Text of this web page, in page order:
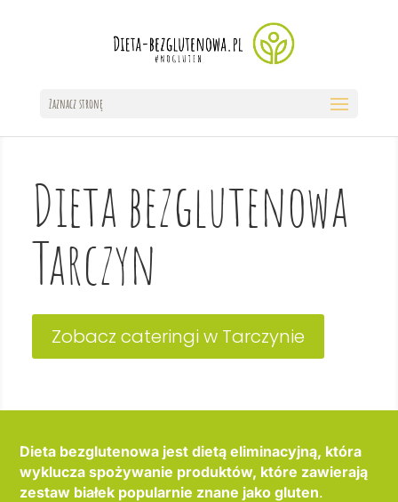
Zaznacz stronę
Dieta bezglutenowa
Tarczyn
Zobacz cateringi w Tarczynie
Dieta bezglutenowa jest dietą eliminacyjną, która
wyklucza spożywanie produktów, które zawierają
zestaw białek popularnie znane jako gluten.